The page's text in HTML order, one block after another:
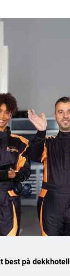
best på dekkhotell